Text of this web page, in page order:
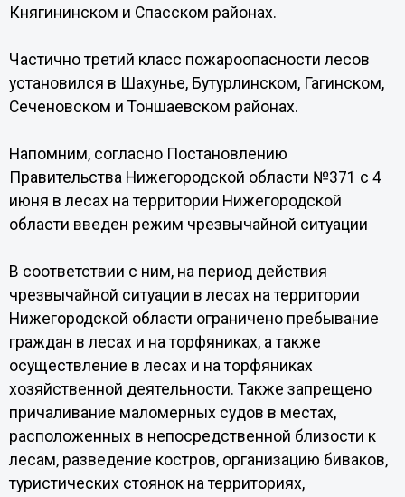
Княгининском и Спасском районах.
Частично третий класс пожароопасности лесов
установился в Шахунье, Бутурлинском, Гагинском,
Сеченовском и Тоншаевском районах.
Напомним, согласно Постановлению
Правительства Нижегородской области №371 с 4
июня в лесах на территории Нижегородской
области введен режим чрезвычайной ситуации
В соответствии с ним, на период действия
чрезвычайной ситуации в лесах на территории
Нижегородской области ограничено пребывание
граждан в лесах и на торфяниках, а также
осуществление в лесах и на торфяниках
хозяйственной деятельности. Также запрещено
причаливание маломерных судов в местах,
расположенных в непосредственной близости к
лесам, разведение костров, организацию биваков,
туристических стоянок на территориях,